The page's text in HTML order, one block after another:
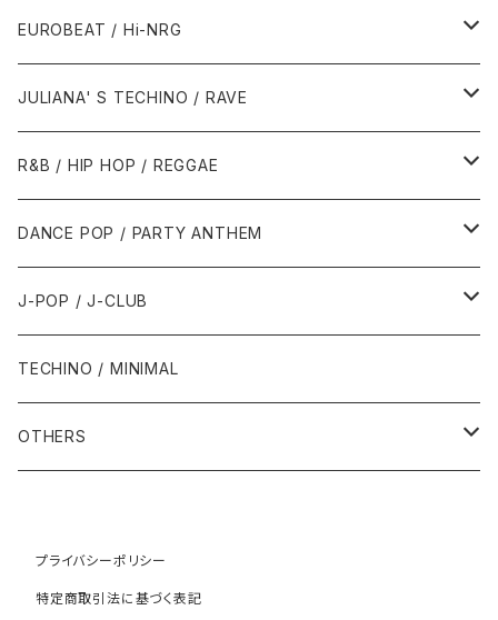
1987年・以前
1988年
1990年代
1990年
1991年
1995年
1996年
1998年
2000年代
2000年
2001年
2005年
2007年
2010年代
2010年
2011年
2016年
1990年代
1994年・以前
1995年
1999年
2000年代
2000年
2001年
2005年
2007年
EUROBEAT / Hi-NRG
1980年代
1986年・以前
1987年
1990年代
1990年
1991年
2000年代
JULIANA' S TECHINO / RAVE
1990年代
1990年
1991年
1996年 - 1999年
2000年代
2000年
2001年
R&B / HIP HOP / REGGAE
1980年代
1985年・以前
1986年
1990年代
1990年
1991年
1993年
2000年代
2000年
2002年
DANCE POP / PARTY ANTHEM
1980年代
1988年・以前
1989年
1990年代
1990年
1992年
2000年代
2001年
J-POP / J-CLUB
1980年代
1990年代
1991年
2000年
TECHINO / MINIMAL
OTHERS
1985年・以前
1990年代
プライバシーポリシー
特定商取引法に基づく表記